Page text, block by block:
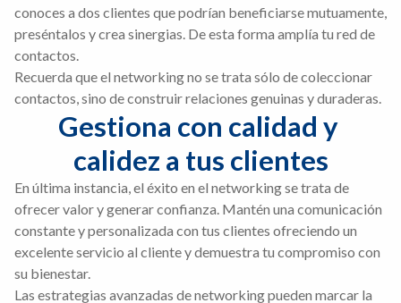
conoces a dos clientes que podrían beneficiarse mutuamente,
preséntalos y crea sinergias. De esta forma amplía tu red de
contactos.
Recuerda que el networking no se trata sólo de coleccionar
contactos, sino de construir relaciones genuinas y duraderas.
Gestiona con calidad y
calidez a tus clientes
En última instancia, el éxito en el networking se trata de
ofrecer valor y generar confianza. Mantén una comunicación
constante y personalizada con tus clientes ofreciendo un
excelente servicio al cliente y demuestra tu compromiso con
su bienestar.
Las estrategias avanzadas de networking pueden marcar la